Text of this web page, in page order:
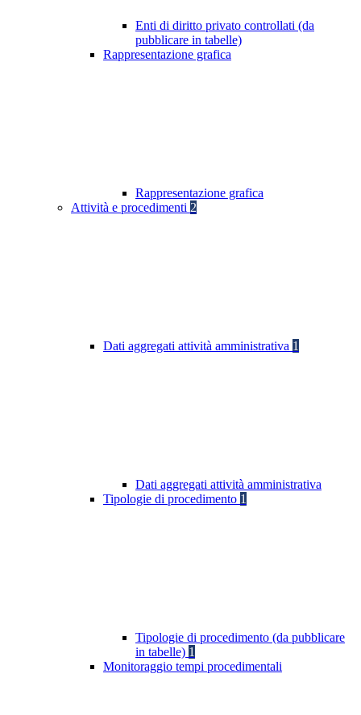
Enti di diritto privato controllati (da
pubblicare in tabelle)
Rappresentazione grafica
Rappresentazione grafica
Attività e procedimenti 2
Dati aggregati attività amministrativa 1
Dati aggregati attività amministrativa
Tipologie di procedimento 1
Tipologie di procedimento (da pubblicare
in tabelle) 1
Monitoraggio tempi procedimentali